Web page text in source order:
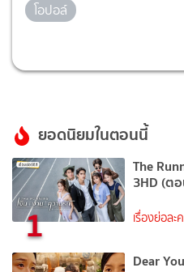
โอปอล์
ยอดนิยมในตอนนี้
1
The
3HD (ต
เรื่องย่อละ
Dear